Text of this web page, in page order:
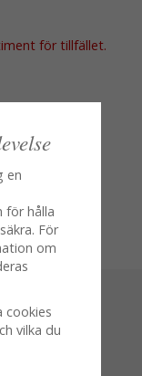
för tillfället.
en
för hålla
För
om
cookies
vilka du